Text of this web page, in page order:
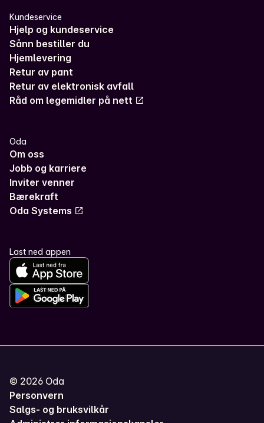
Kundeservice
Hjelp og kundeservice
Sånn bestiller du
Hjemlevering
Retur av pant
Retur av elektronisk avfall
Råd om legemidler på nett
Oda
Om oss
Jobb og karriere
Inviter venner
Bærekraft
Oda Systems
Last ned appen
© 2026 Oda
Personvern
Salgs- og bruksvilkår